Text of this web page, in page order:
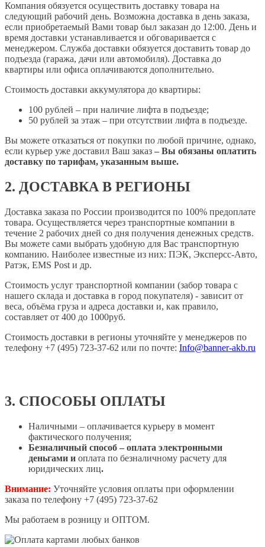
Компания обязуется осуществить доставку товара на
следующий рабочий день. Возможна доставка в день заказа,
если приобретаемый Вами товар был заказан до 12:00. День и
время доставки устанавливается и обговаривается с
менеджером. Служба доставки обязуется доставить товар до
подъезда (гаража, дачи или автомобиля). Доставка до
квартиры или офиса оплачиваются дополнительно.
Стоимость доставки аккумулятора до квартиры:
100 рублей – при наличие лифта в подъезде;
50 рублей за этаж – при отсутствии лифта в подъезде.
Вы можете отказаться от покупки по любой причине, однако,
если курьер уже доставил Ваш заказ – Вы обязаны оплатить
доставку по тарифам, указанным выше.
2. ДОСТАВКА В РЕГИОНЫ
Доставка заказа по России производится по 100% предоплате
товара. Осуществляется через транспортные компании в
течение 2 рабочих дней со дня получения денежных средств.
Вы можете сами выбрать удобную для Вас транспортную
компанию. Наиболее известные из них: ПЭК, Эксперсс-Авто,
Ратэк, EMS Post и др.
Стоимость услуг транспортной компании (забор товара с
нашего склада и доставка в город покупателя) - зависит от
веса, объёма груза и адреса доставки и, как правило,
составляет от 400 до 1000руб.
Стоимость доставки в регионы уточняйте у менеджеров по
телефону +7 (495) 723-37-62 или по почте: Info@banner-akb.ru
3. СПОСОБЫ ОПЛАТЫ
Наличными – оплачивается курьеру в момент
фактического получения;
Безналичный способ – оплата электронными
деньгами и оплата по безналичному расчету для
юридических лиц.
Внимание: Уточняйте условия оплаты при оформлении
заказа по телефону +7 (495) 723-37-62
Мы работаем в розницу и ОПТОМ.